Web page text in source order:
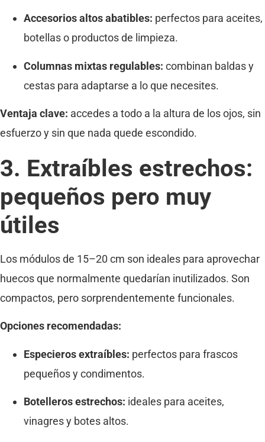
Accesorios altos abatibles: perfectos para aceites,
botellas o productos de limpieza.
Columnas mixtas regulables: combinan baldas y
cestas para adaptarse a lo que necesites.
Ventaja clave: accedes a todo a la altura de los ojos, sin
esfuerzo y sin que nada quede escondido.
3. Extraíbles estrechos:
pequeños pero muy
útiles
Los módulos de 15–20 cm son ideales para aprovechar
huecos que normalmente quedarían inutilizados. Son
compactos, pero sorprendentemente funcionales.
Opciones recomendadas:
Especieros extraíbles: perfectos para frascos
pequeños y condimentos.
Botelleros estrechos: ideales para aceites,
vinagres y botes altos.